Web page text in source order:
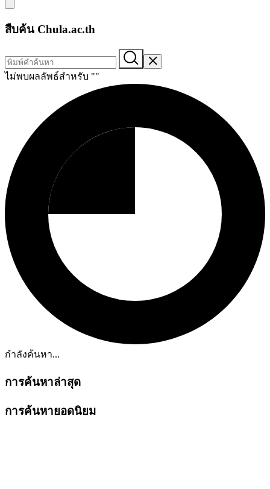
สืบค้น Chula.ac.th
ไม่พบผลลัพธ์สำหรับ ""
กำลังค้นหา...
การค้นหาล่าสุด
การค้นหายอดนิยม